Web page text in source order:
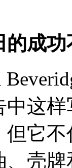
成功
这
它
壳